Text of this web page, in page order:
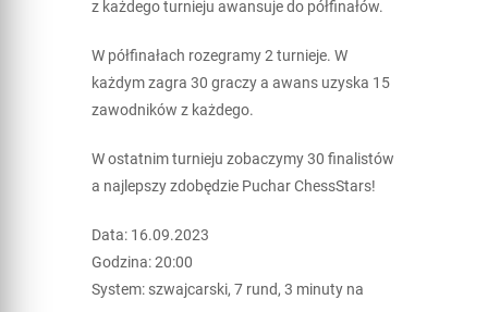
z każdego turnieju awansuje do półfinałów.
W półfinałach rozegramy 2 turnieje. W
każdym zagra 30 graczy a awans uzyska 15
zawodników z każdego.
W ostatnim turnieju zobaczymy 30 finalistów
a najlepszy zdobędzie Puchar ChessStars!
Data: 16.09.2023
Godzina: 20:00
System: szwajcarski, 7 rund, 3 minuty na